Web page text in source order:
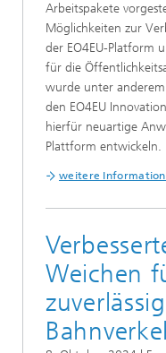
Arbeitspakete
Möglichkeiten zur
der EO4EU-Platform
für die
wurde unter
den EO4EU
hierfür neuartige
Plattform entwickeln.
weitere
Weichen